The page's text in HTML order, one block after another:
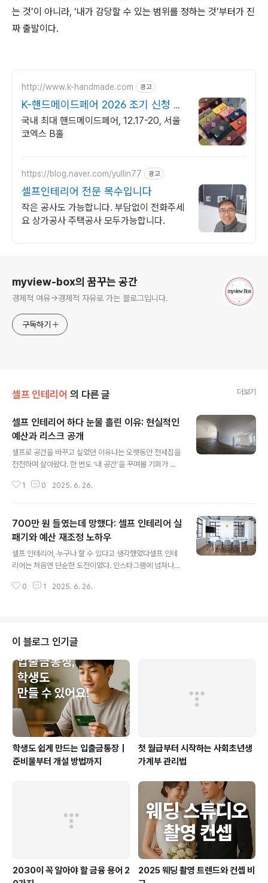
는 것’이 아니라, ‘내가 감당할 수 있는 범위를 정하는 것’부터가 진
짜 출발이다.
http://www.k-handmade.com 광고
K-핸드메이드페어 2026 조기 신청 기
간 참가비 할인
국내 최대 핸드메이드페어, 12.17-20, 서울
코엑스 B홀
https://blog.naver.com/yullin77 광고
셀프인테리어 전문 목수입니다
작은 공사도 가능합니다. 부담없이 전화주세
요 상가공사 주택공사 모두가능합니다.
myview-box의 꿈꾸는 공간
경제적 여유->경제적 자유로 가는 블로그입니다.
구독하기
셀프 인테리어 의 다른 글 더보기
셀프 인테리어 하다 눈물 흘린 이유: 현실적인
예산과 리스크 공개
셀프로 공간을 바꾸고 싶었던 이유나는 오랫동안 전세집을
전전하며 살아왔다. 한 번도 ‘내 공간’을 꾸며볼 기회가 없
분이었다. 그래서 이번 이사에서는 작지만 나만의 공간을
작했다. ‘요즘은 다 혼자 한다’는 말에 나도 할 수 있을 거라
믿었다. 하지만 그 생각은 현실과 아주 달랐다. 500만 원
의 예산은 순식간에 무너졌고, 내가 감당할 수 없는 리스크
들이 곳곳에서 터졌다. 셀프 인테리어는 ‘예쁜 방’을 만드는
일이 아니었다. 그것은 시간과 체력, 기술, 그리고 계획력이
모두 필요한 진짜 프로젝트였다.계획 없는 셀프 인테리어
1 0 2025. 6. 26.
700만 원 들였는데 망했다: 셀프 인테리어 실
패기와 예산 재조정 노하우
셀프 인테리어, 누구나 할 수 있다고 생각했었다셀프 인테
리어는 처음엔 단순한 도전이었다. 인스타그램에 넘쳐나는
같은 DIY 영상들, “전문가 안 써도 된다”는 블로그 글들까
다. 하지만 결과는 예상과 전혀 달랐다. 공간은 좁아졌고,
예산은 터졌고, 감성은커녕 불편함만 가득한 방이 만들어
졌다. 셀프 인테리어가 ‘내 손으로 완성하는 나만의 공간’이
라는 환상을 줄 수는 있지만, 현실은 시간, 체력, 기술, 정보,
그리고 ‘객관성’이 부족하면 충분히 망할 수 있다는 걸 몸소
깨달았..
0 1 2025. 6. 26.
이 블로그 인기글
학생도 쉽게 만드는 입출금통장｜
준비물부터 개설 방법까지
첫 월급부터 시작하는 사회초년생
가계부 관리법
2030이 꼭 알아야 할 금융 용어 2
2025 웨딩 촬영 트렌드와 컨셉 비